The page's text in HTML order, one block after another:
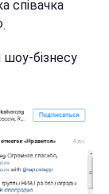
співачка
шоу-бізнесу